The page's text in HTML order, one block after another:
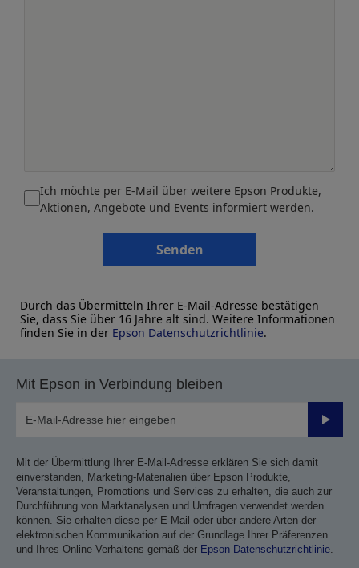
Ich möchte per E-Mail über weitere Epson Produkte,
Aktionen, Angebote und Events informiert werden.
Senden
Durch das Übermitteln Ihrer E-Mail-Adresse bestätigen
Sie, dass Sie über 16 Jahre alt sind. Weitere Informationen
finden Sie in der Epson Datenschutzrichtlinie.
Mit Epson in Verbindung bleiben
Mit der Übermittlung Ihrer E-Mail-Adresse erklären Sie sich damit
einverstanden, Marketing-Materialien über Epson Produkte,
Veranstaltungen, Promotions und Services zu erhalten, die auch zur
Durchführung von Marktanalysen und Umfragen verwendet werden
können. Sie erhalten diese per E-Mail oder über andere Arten der
elektronischen Kommunikation auf der Grundlage Ihrer Präferenzen
und Ihres Online-Verhaltens gemäß der Epson Datenschutzrichtlinie.